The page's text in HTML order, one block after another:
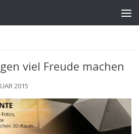
viel Freude machen
2015